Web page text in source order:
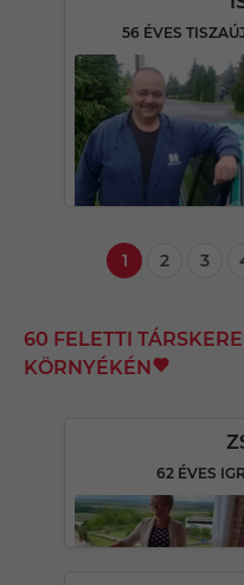
56 ÉVES
1 2 3
60 FELETTI
KÖRNYÉKÉN
62 ÉVES